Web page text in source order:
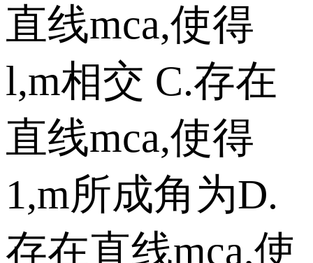
直线mca,使得
l,m相交 C.存在
直线mca,使得
1,m所成角为D.
存在直线mca,使